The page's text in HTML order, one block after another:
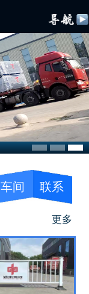
车间 联系
更多